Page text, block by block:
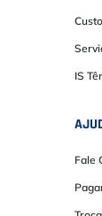
IS
Fale